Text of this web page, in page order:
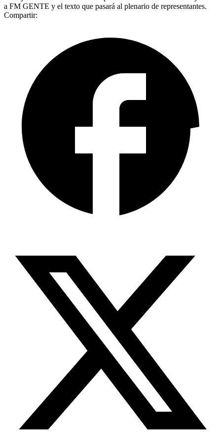
a FM GENTE y el texto que pasará al plenario de representantes.
Compartir: